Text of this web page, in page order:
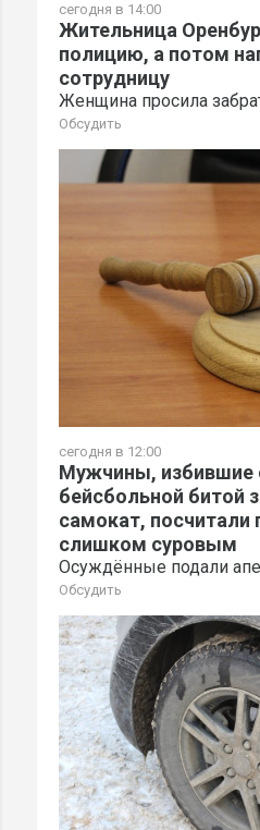
сегодня в 14:00
Жительница
полицию, а потом
сотрудницу
Женщина просила
Обсудить
сегодня в 12:00
Мужчины, избившие
бейсбольной битой
самокат, посчитали
слишком суровым
Осуждённые подали
Обсудить